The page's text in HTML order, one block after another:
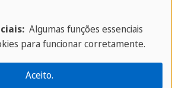
12 6 4 2 -
Algumas funções essenciais
para funcionar corretamente.
Aceito.